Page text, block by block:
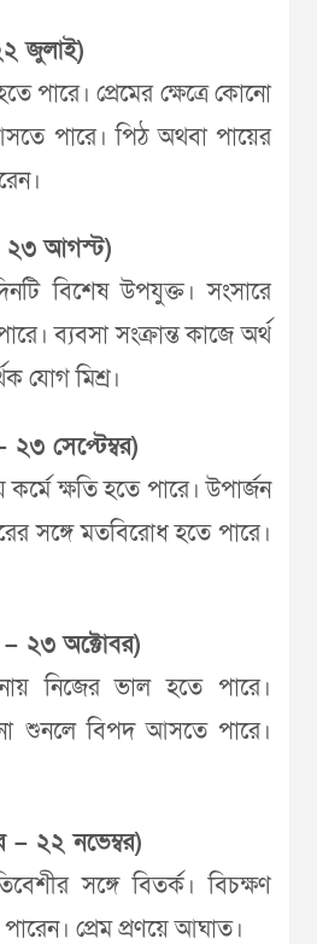
জুলাই)
পারে। প্রেমের ক্ষেত্রে কোনো
পারে। পিঠ অথবা পায়ের
২৩ আগস্ট)
বিশেষ উপযুক্ত। সংসারে
ব্যবসা সংক্রান্ত কাজে অর্থ
যোগ মিশ্র।
সেপ্টেম্বর)
কর্মে ক্ষতি হতে পারে। উপার্জন
সঙ্গে মতবিরোধ হতে পারে।
– ২৩ অক্টোবর)
নিজের ভাল হতে পারে।
শুনলে বিপদ আসতে পারে।
– ২২ নভেম্বর)
সঙ্গে বিতর্ক। বিচক্ষণ
পারেন। প্রেম প্রণয়ে আঘাত।